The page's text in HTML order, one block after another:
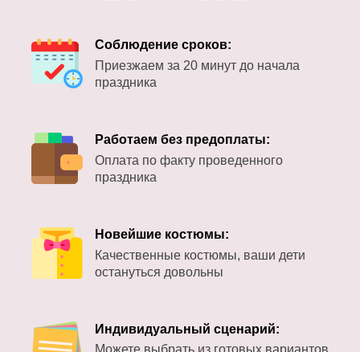
Соблюдение сроков:
Приезжаем за 20 минут до начала
праздника
Работаем без предоплаты:
Оплата по факту проведенного
праздника
Новейшие костюмы:
Качественные костюмы, ваши дети
остануться довольны
Индивидуальный сценарий: